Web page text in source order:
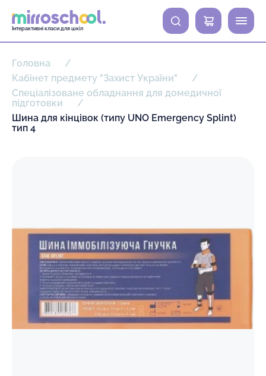
Інтерактивні класи для шкіл
0
Головна
Кабінет предмету "Захист України"
Спеціалізоване обладнання для домедичної
підготовки
Шина для кінцівок (типу UNO Emergency Splint)
тип 4